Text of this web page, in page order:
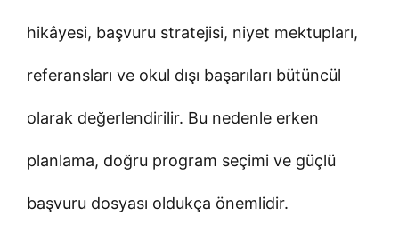
hikâyesi, başvuru stratejisi, niyet mektupları,
referansları ve okul dışı başarıları bütüncül
olarak değerlendirilir. Bu nedenle erken
planlama, doğru program seçimi ve güçlü
başvuru dosyası oldukça önemlidir.